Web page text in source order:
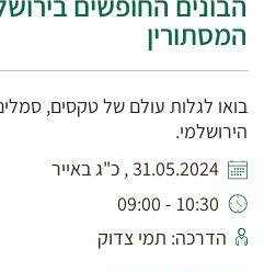
המסתורין
בואו לגלות עולם של טקסים,
הירושלמי.
31.05.2024 , כ"ג באייר
10:30 - 09:00
הדרכה: תמי צדוק